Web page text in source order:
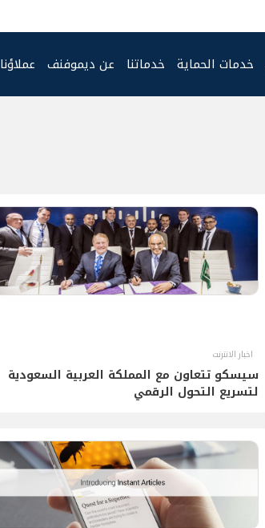
خدمات الحماية خدماتنا عن ديموفنف عملاؤنا
اخبار الانترنت
سيسكو تتعاون مع المملكة العربية السعودية
لتسريع التحول الرقمي